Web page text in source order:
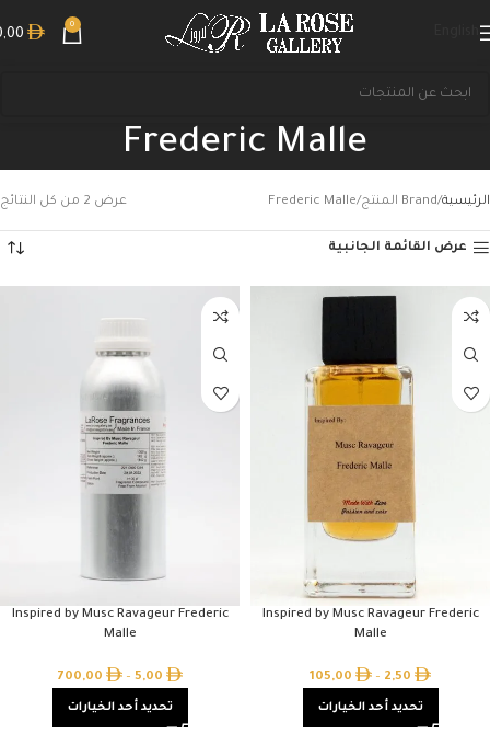
0
Frederic Malle
الرئيسية Brand المنتج Frederic Malle عرض ⁦2⁩ من كل النتائج
عرض القائمة الجانبية
Inspired by Musc Ravageur Frederic
Malle
2,50
–
105,00
تحديد أحد الخيارات
Inspired by Musc Ravageur Frederic
Malle
5,00
–
700,00
تحديد أحد الخيارات